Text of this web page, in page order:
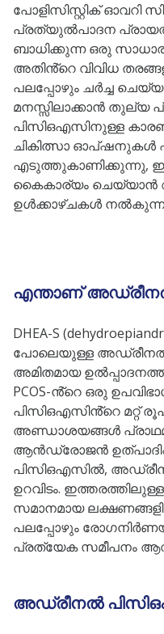
പോളിസിസ്റ്റിക് ഓവറി
പ്രത്യുൽപാദന
ബാധിക്കുന്ന ഒരു
അതിൻ്റെ വിവിധ
പലപ്പോഴും ചർച്ച
മനസ്സിലാക്കാൻ
പിസിഒഎസിനുള്ള
ചികിത്സാ
എടുത്തുകാണിക്കുന്നു,
കൈകാര്യം ചെയ്യാൻ
ഉൾക്കാഴ്ചകൾ
എന്താണ്
DHEA-S
പോലെയുള്ള
അമിതമായ
PCOS-ൻ്റെ ഒരു
പിസിഒഎസിൻ്റെ മറ്റ്
അണ്ഡാശയങ്ങൾ
ആൻഡ്രോജൻ
പിസിഒഎസിൽ,
ഉറവിടം.
സമാനമായ
പലപ്പോഴും
പ്രത്യേക സമീപനം
അഡ്രീനൽ